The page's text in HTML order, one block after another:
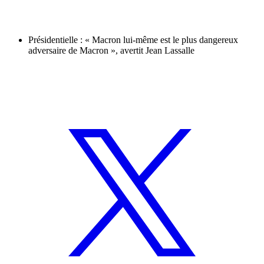
Présidentielle : « Macron lui-même est le plus dangereux
adversaire de Macron », avertit Jean Lassalle